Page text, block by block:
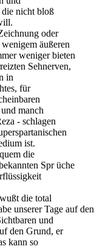
nicht bloß
oder
äußeren
weniger bieten
Sehnerven,
in
für
manch
- schlagen
ist.
die
Spr üche
die total
unserer Tage auf den
und
den Grund, er
kann so